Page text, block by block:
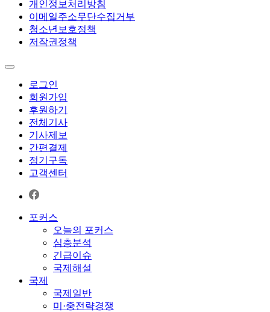
개인정보처리방침
이메일주소무단수집거부
청소년보호정책
저작권정책
로그인
회원가입
후원하기
전체기사
기사제보
간편결제
정기구독
고객센터
포커스
오늘의 포커스
심층분석
긴급이슈
국제해설
국제
국제일반
미·중전략경쟁